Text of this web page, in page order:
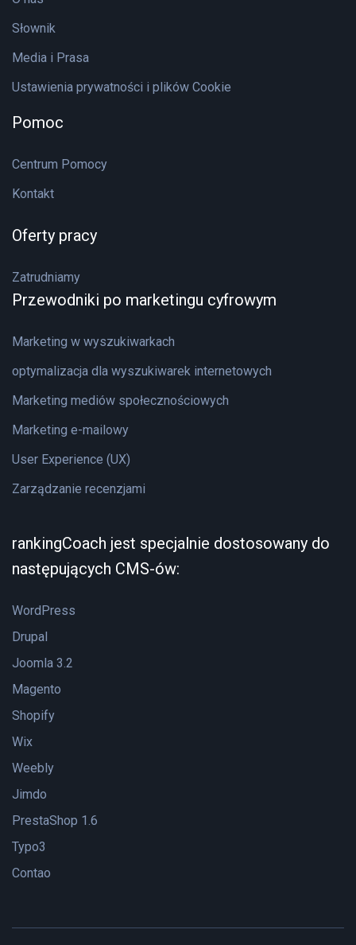
Słownik
Media i Prasa
Ustawienia prywatności i plików Cookie
Pomoc
Centrum Pomocy
Kontakt
Oferty pracy
Zatrudniamy
Przewodniki po marketingu cyfrowym
Marketing w wyszukiwarkach
optymalizacja dla wyszukiwarek internetowych
Marketing mediów społecznościowych
Marketing e-mailowy
User Experience (UX)
Zarządzanie recenzjami
rankingCoach jest specjalnie dostosowany do
następujących CMS-ów:
WordPress
Drupal
Joomla 3.2
Magento
Shopify
Wix
Weebly
Jimdo
PrestaShop 1.6
Typo3
Contao